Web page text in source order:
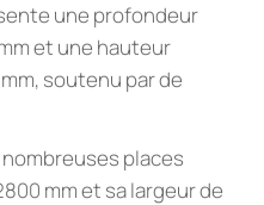
une profondeur
et une hauteur
soutenu par de
places
mm et sa largeur de